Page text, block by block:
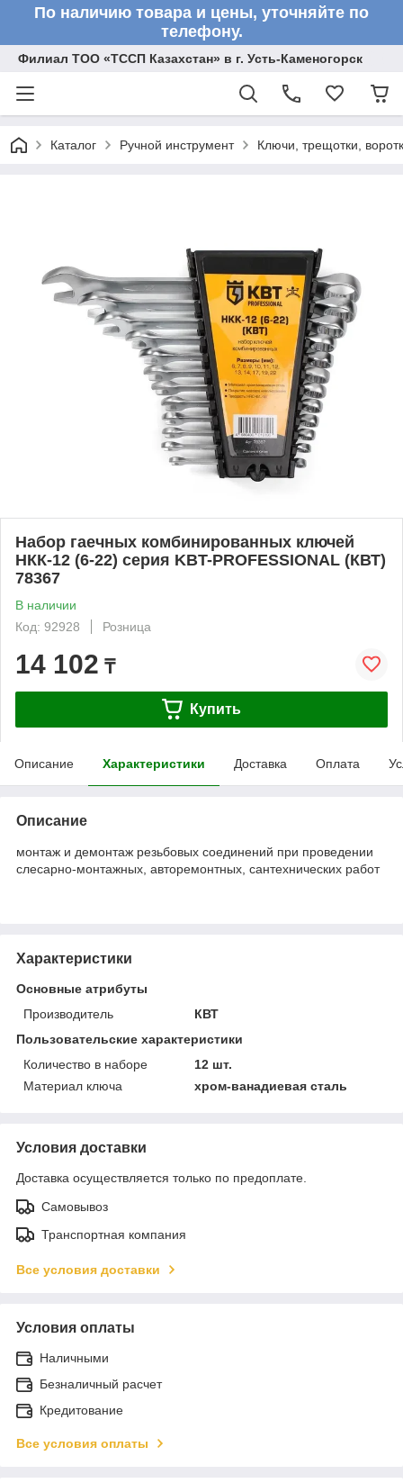
По наличию товара и цены, уточняйте по
телефону.
Филиал ТОО «ТССП Казахстан» в г. Усть-Каменогорск
Каталог Ручной инструмент Ключи, трещотки,
Набор гаечных комбинированных ключей
НКК-12 (6-22) серия KBT-PROFESSIONAL (КВТ)
78367
В наличии
Код: 92928
Розница
14 102 ₸
Купить
Описание Характеристики Доставка Оплата
Описание
монтаж и демонтаж резьбовых соединений при проведении
слесарно-монтажных, авторемонтных, сантехнических работ
Характеристики
Основные атрибуты
Производитель
КВТ
Пользовательские характеристики
Количество в наборе
12 шт.
Материал ключа
хром-ванадиевая сталь
Условия доставки
Доставка осуществляется только по предоплате.
Самовывоз
Транспортная компания
Все условия доставки
Условия оплаты
Наличными
Безналичный расчет
Кредитование
Все условия оплаты